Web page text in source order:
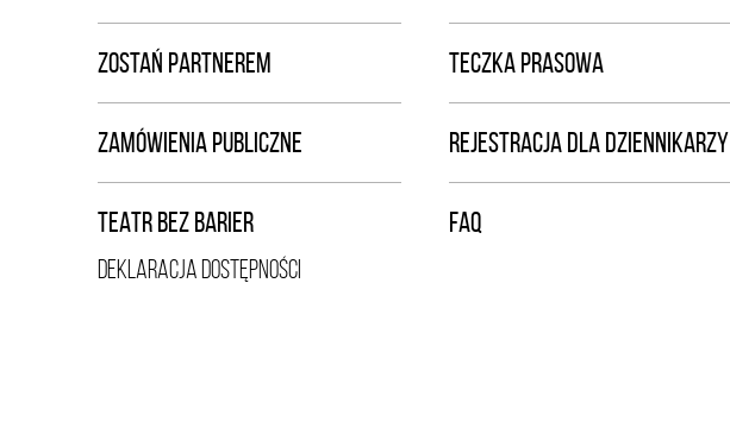
ZOSTAŃ PARTNEREM
ZAMÓWIENIA PUBLICZNE
TEATR BEZ BARIER
DEKLARACJA DOSTĘPNOŚCI
TECZKA PRASOWA
REJESTRACJA DLA DZIENNIKARZY
FAQ